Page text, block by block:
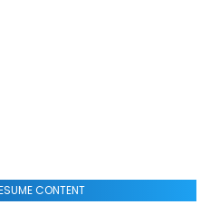
CONTENT